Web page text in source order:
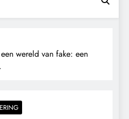
wereld van fake: een